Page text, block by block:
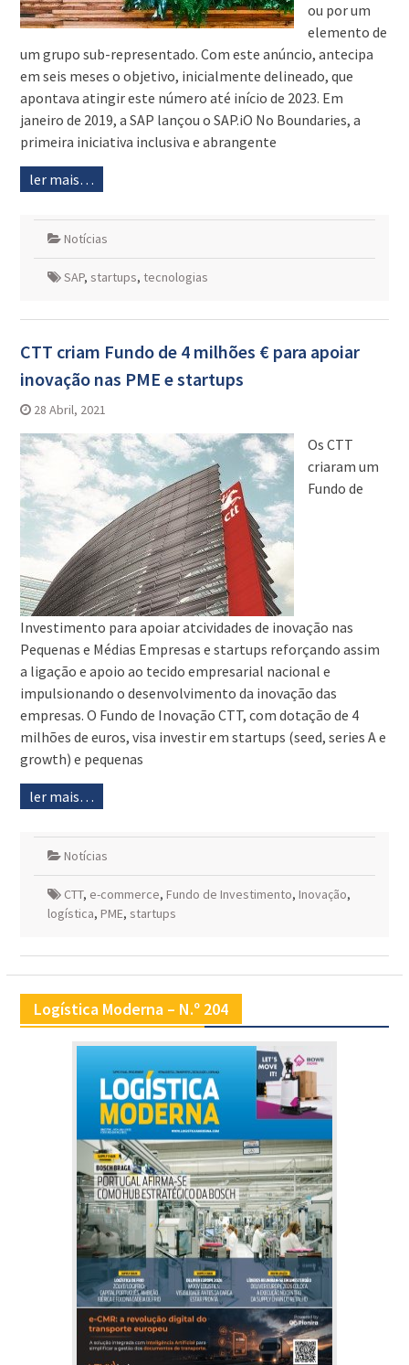
ou por um
elemento de
um grupo sub-representado. Com este anúncio, antecipa
em seis meses o objetivo, inicialmente delineado, que
apontava atingir este número até início de 2023. Em
janeiro de 2019, a SAP lançou o SAP.iO No Boundaries, a
primeira iniciativa inclusiva e abrangente
ler mais…
Notícias
SAP, startups, tecnologias
CTT criam Fundo de 4 milhões € para apoiar
inovação nas PME e startups
28 Abril, 2021
Os CTT
criaram um
Fundo de
Investimento para apoiar atcividades de inovação nas
Pequenas e Médias Empresas e startups reforçando assim
a ligação e apoio ao tecido empresarial nacional e
impulsionando o desenvolvimento da inovação das
empresas. O Fundo de Inovação CTT, com dotação de 4
milhões de euros, visa investir em startups (seed, series A e
growth) e pequenas
ler mais…
Notícias
CTT, e-commerce, Fundo de Investimento, Inovação,
logística, PME, startups
Logística Moderna – N.º 204